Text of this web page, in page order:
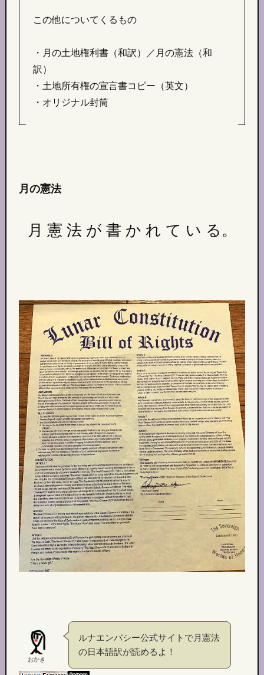
この他についてくるもの
・月の土地権利書（和訳）／月の憲法（和
訳）
・土地所有権の宣言書コピー（英文）
・オリジナル封筒
月の憲法
月 憲 法 が 書 か れ て い る。
おかき
ルナエンバシー公式サイトで月憲法
の日本語訳が読めるよ！